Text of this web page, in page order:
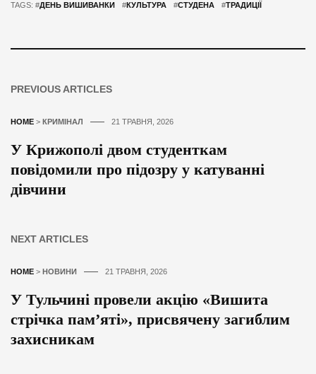
TAGS: #ДЕНЬ ВИШИВАНКИ #КУЛЬТУРА #СТУДЕНА #ТРАДИЦІЇ
PREVIOUS ARTICLES
HOME > КРИМІНАЛ 21 ТРАВНЯ, 2026
У Крижополі двом студенткам
повідомили про підозру у катуванні
дівчини
NEXT ARTICLES
HOME > НОВИНИ 21 ТРАВНЯ, 2026
У Тульчині провели акцію «Вишита
стрічка пам’яті», присвячену загиблим
захисникам